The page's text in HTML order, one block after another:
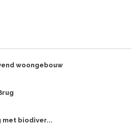
woongebouw
met biodiver...